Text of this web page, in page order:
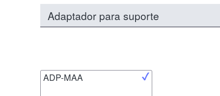
Adaptador para suporte
ADP-MAA